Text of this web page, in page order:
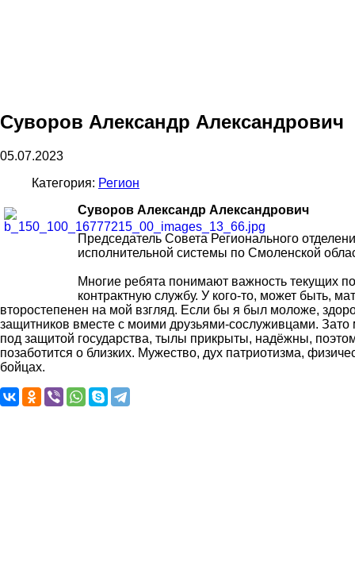
Суворов Александр Александрович
05.07.2023
Категория: Регион
Суворов Александр Александрович
Председатель Совета Регионального
исполнительной системы по Смоленской
Многие ребята понимают важность текущих
контрактную службу. У кого-то, может быть,
второстепенен на мой взгляд. Если бы я был моложе,
защитников вместе с моими друзьями-сослуживцами.
под защитой государства, тылы прикрыты, надёжны,
позаботится о близких. Мужество, дух патриотизма,
бойцах.